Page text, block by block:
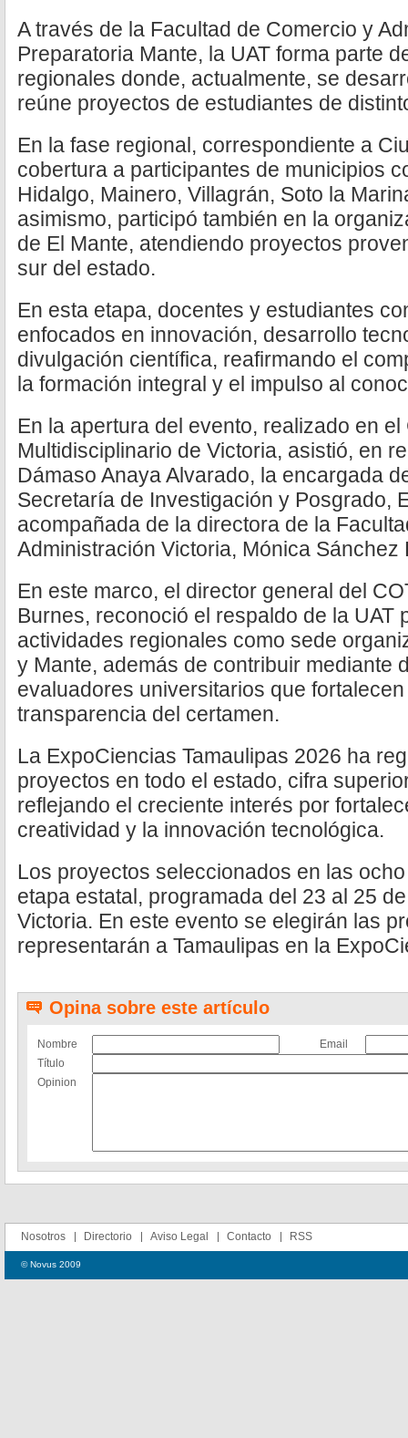
A través de la Facultad de Comercio y
Preparatoria Mante, la UAT forma parte
regionales donde, actualmente, se
reúne proyectos de estudiantes de
En la fase regional, correspondiente a
cobertura a participantes de municipios
Hidalgo, Mainero, Villagrán, Soto la
asimismo, participó también en la
de El Mante, atendiendo proyectos
sur del estado.
En esta etapa, docentes y estudiantes
enfocados en innovación, desarrollo
divulgación científica, reafirmando el
la formación integral y el impulso al
En la apertura del evento, realizado en el
Multidisciplinario de Victoria, asistió, en
Dámaso Anaya Alvarado, la encargada
Secretaría de Investigación y Posgrado,
acompañada de la directora de la
Administración Victoria, Mónica Sánchez
En este marco, el director general del
Burnes, reconoció el respaldo de la UAT
actividades regionales como sede
y Mante, además de contribuir mediante
evaluadores universitarios que
transparencia del certamen.
La ExpoCiencias Tamaulipas 2026 ha
proyectos en todo el estado, cifra
reflejando el creciente interés por
creatividad y la innovación tecnológica.
Los proyectos seleccionados en las
etapa estatal, programada del 23 al 25
Victoria. En este evento se elegirán las
representarán a Tamaulipas en la
Opina sobre este artículo
Nombre
Email
Título
Opinion
Nosotros Directorio Aviso Legal Contacto RSS
© Novus 2009